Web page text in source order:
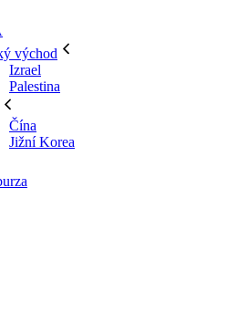
východ
Izrael
Palestina
Čína
Jižní Korea